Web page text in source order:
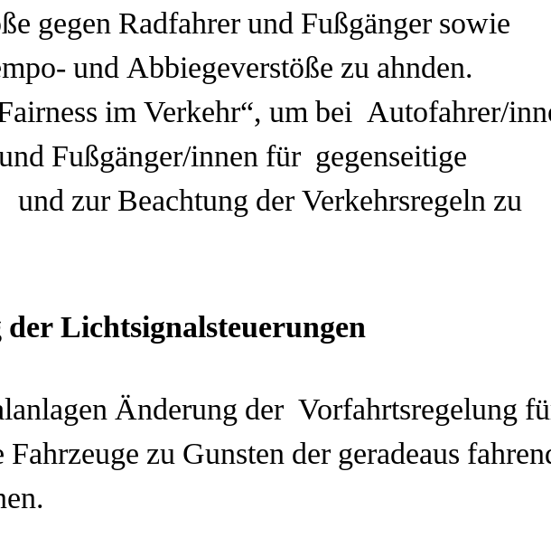
gegen Radfahrer und Fußgänger sowie
und Abbiegeverstöße zu ahnden.
im Verkehr“, um bei Autofahrer/
Fußgänger/innen für gegenseitige
zur Beachtung der Verkehrsregeln zu
der Lichtsignalsteuerungen
Änderung der Vorfahrtsregelung
zu Gunsten der geradeaus